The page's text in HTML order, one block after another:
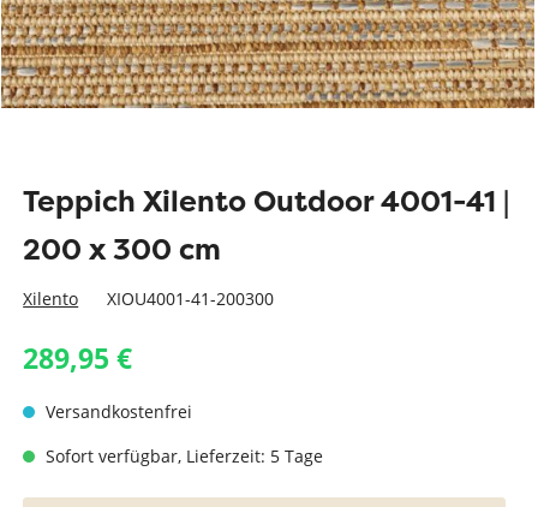
Teppich Xilento Outdoor 4001-41 |
200 x 300 cm
Xilento XIOU4001-41-200300
289,95 €
Versandkostenfrei
Sofort verfügbar, Lieferzeit: 5 Tage